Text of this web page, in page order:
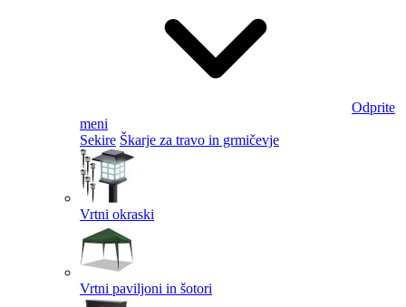
Odprite
meni
Sekire Škarje za travo in grmičevje
Vrtni okraski
Vrtni paviljoni in šotori